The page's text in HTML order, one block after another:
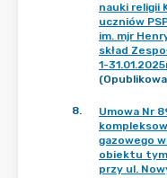
nauki religii
uczniów
im. mjr
skład
1-
8.
Umowa Nr
gazowego
obiektu
przy ul.